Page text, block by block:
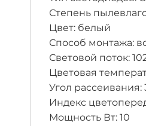
Степень
Цвет: белый
Способ монтажа:
Световой поток:
Цветовая
Угол рассеивания:
Индекс
Мощность Вт: 10